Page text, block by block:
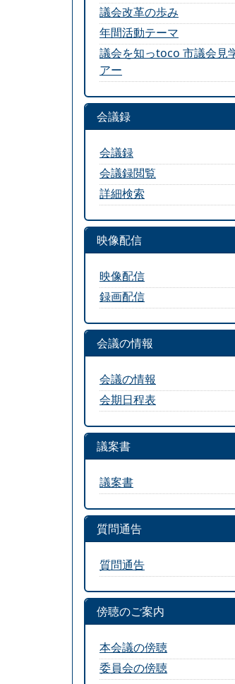
議会改革の歩み
年間活動テーマ
議会を知っtoco 市議会見
アー
会議録
会議録
会議録閲覧
詳細検索
映像配信
映像配信
録画配信
会議の情報
会議の情報
会期日程表
議案書
議案書
質問通告
質問通告
傍聴のご案内
本会議の傍聴
委員会の傍聴